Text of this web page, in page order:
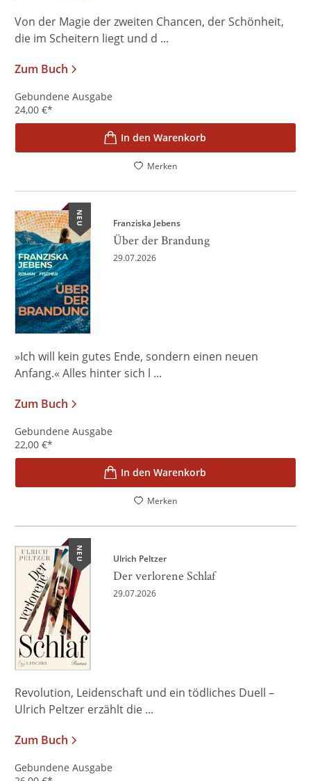
Von der Magie der zweiten Chancen, der Schönheit,
die im Scheitern liegt und d ...
Zum Buch
Gebundene Ausgabe
24,00 €*
In den Warenkorb
Merken
NEU Franziska Jebens
Über der Brandung
29.07.2026
»Ich will kein gutes Ende, sondern einen neuen
Anfang.« Alles hinter sich l ...
Zum Buch
Gebundene Ausgabe
22,00 €*
In den Warenkorb
Merken
NEU Ulrich Peltzer
Der verlorene Schlaf
29.07.2026
Revolution, Leidenschaft und ein tödliches Duell –
Ulrich Peltzer erzählt die ...
Zum Buch
Gebundene Ausgabe